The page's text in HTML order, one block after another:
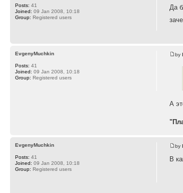
Да
Posts: 41
Joined: 09 Jan 2008, 10:18
Group: Registered users
by
А
EvgenyMuchkin
Posts: 41
Joined: 09 Jan 2008, 10:18
Group: Registered users
by
В
EvgenyMuchkin
Posts: 41
Joined: 09 Jan 2008, 10:18
Group: Registered users